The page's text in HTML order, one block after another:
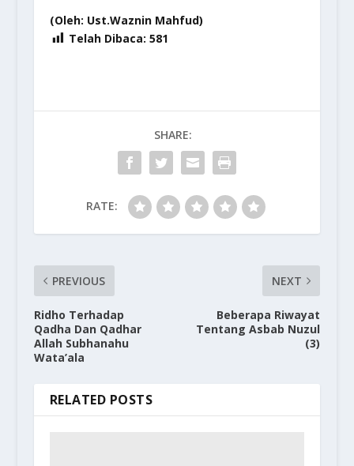
(Oleh: Ust.Waznin Mahfud)
Telah Dibaca: 581
SHARE:
RATE:
PREVIOUS
Ridho Terhadap
Qadha Dan Qadhar
Allah Subhanahu
Wata’ala
NEXT
Beberapa Riwayat
Tentang Asbab Nuzul
(3)
RELATED POSTS